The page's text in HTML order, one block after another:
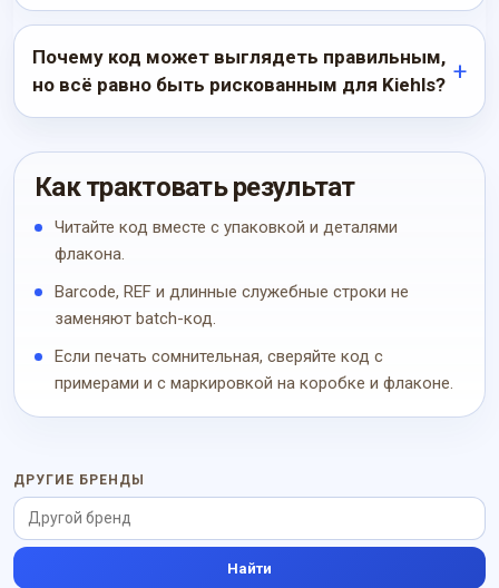
Почему код может выглядеть правильным,
но всё равно быть рискованным для Kiehls?
Как трактовать результат
Читайте код вместе с упаковкой и деталями
флакона.
Barcode, REF и длинные служебные строки не
заменяют batch-код.
Если печать сомнительная, сверяйте код с
примерами и с маркировкой на коробке и флаконе.
ДРУГИЕ БРЕНДЫ
Найти